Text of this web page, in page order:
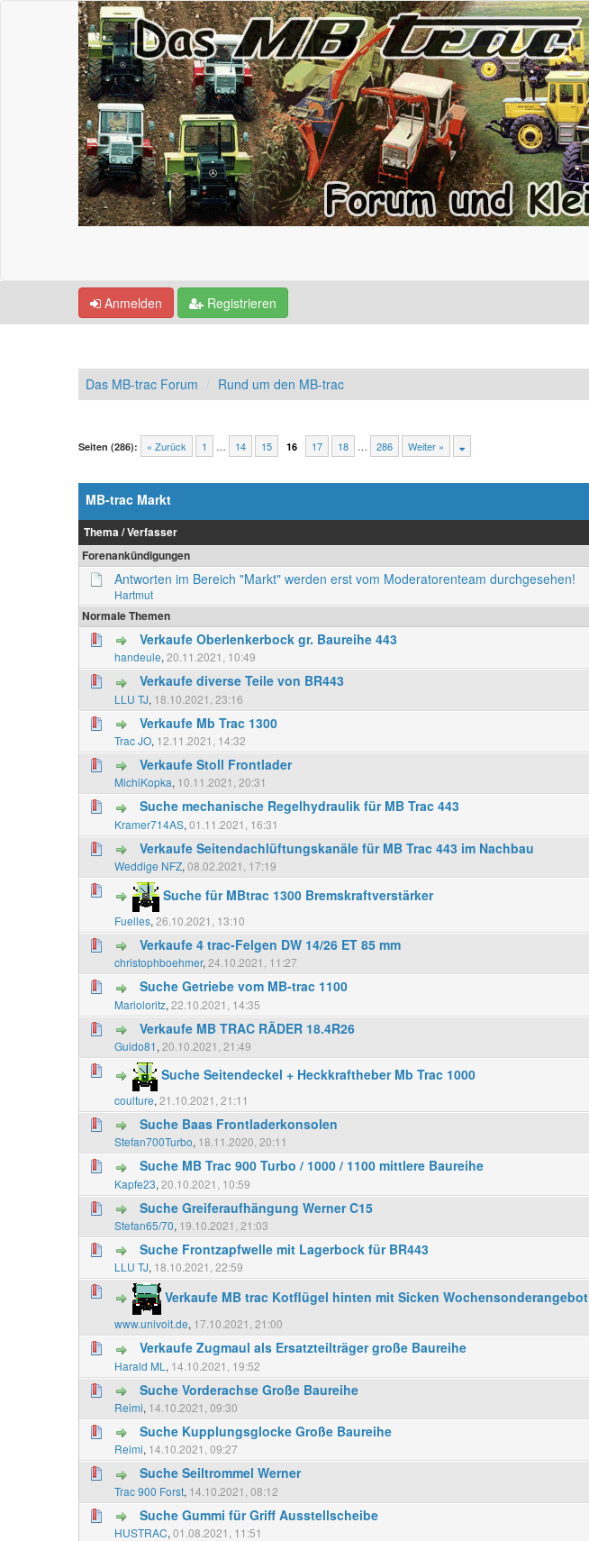
Anmelden Registrieren
Das MB-trac Forum Rund um den MB-trac
Seiten (286): « Zurück 1 … 14 15 16 17 18 … 286 Weiter »
MB-trac Markt
Thema /Verfasser
Forenankündigungen
Antworten im Bereich "Markt" werden erst vom Moderatorenteam durchgesehen!
Hartmut
Normale Themen
Verkaufe Oberlenkerbock gr. Baureihe 443
handeule, 20.11.2021, 10:49
Verkaufe diverse Teile von BR443
LLU TJ, 18.10.2021, 23:16
Verkaufe Mb Trac 1300
Trac JO, 12.11.2021, 14:32
Verkaufe Stoll Frontlader
MichiKopka, 10.11.2021, 20:31
Suche mechanische Regelhydraulik für MB Trac 443
Kramer714AS, 01.11.2021, 16:31
Verkaufe Seitendachlüftungskanäle für MB Trac 443 im Nachbau
Weddige NFZ, 08.02.2021, 17:19
Suche für MBtrac 1300 Bremskraftverstärker
Fuelles, 26.10.2021, 13:10
Verkaufe 4 trac-Felgen DW 14/26 ET 85 mm
christophboehmer, 24.10.2021, 11:27
Suche Getriebe vom MB-trac 1100
Marioloritz, 22.10.2021, 14:35
Verkaufe MB TRAC RÄDER 18.4R26
Guido81, 20.10.2021, 21:49
Suche Seitendeckel + Heckkraftheber Mb Trac 1000
coulture, 21.10.2021, 21:11
Suche Baas Frontladerkonsolen
Stefan700Turbo, 18.11.2020, 20:11
Suche MB Trac 900 Turbo / 1000 / 1100 mittlere Baureihe
Kapfe23, 20.10.2021, 10:59
Suche Greiferaufhängung Werner C15
Stefan65/70, 19.10.2021, 21:03
Suche Frontzapfwelle mit Lagerbock für BR443
LLU TJ, 18.10.2021, 22:59
Verkaufe MB trac Kotflügel hinten mit Sicken Wochensonderangebot
www.univoit.de, 17.10.2021, 21:00
Verkaufe Zugmaul als Ersatzteilträger große Baureihe
Harald ML , 14.10.2021, 19:52
Suche Vorderachse Große Baureihe
Reimi, 14.10.2021, 09:30
Suche Kupplungsglocke Große Baureihe
Reimi, 14.10.2021, 09:27
Suche Seiltrommel Werner
Trac 900 Forst, 14.10.2021, 08:12
Suche Gummi für Griff Ausstellscheibe
HUSTRAC, 01.08.2021, 11:51